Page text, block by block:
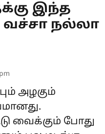
இந்த
வச்சா நல்லா
அழகும்
வைக்கும் போது